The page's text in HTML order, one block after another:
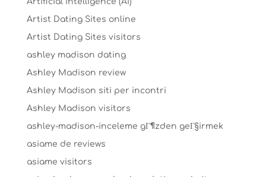
Artist Dating Sites online
Artist Dating Sites visitors
ashley madison dating
Ashley Madison review
Ashley Madison siti per incontri
Ashley Madison visitors
ashley-madison-inceleme gГ¶zden geГ§irmek
asiame de reviews
asiame visitors